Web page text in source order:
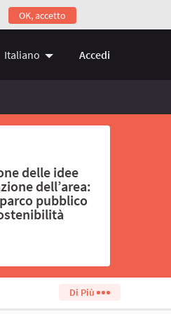
esterno)
OK, accetto
Italiano Choose language
Accedi
delle idee
dell’area:
pubblico
Di Più